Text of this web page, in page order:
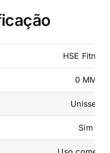
HSE Fitness
0 MM
Unissex
Sim
Uso